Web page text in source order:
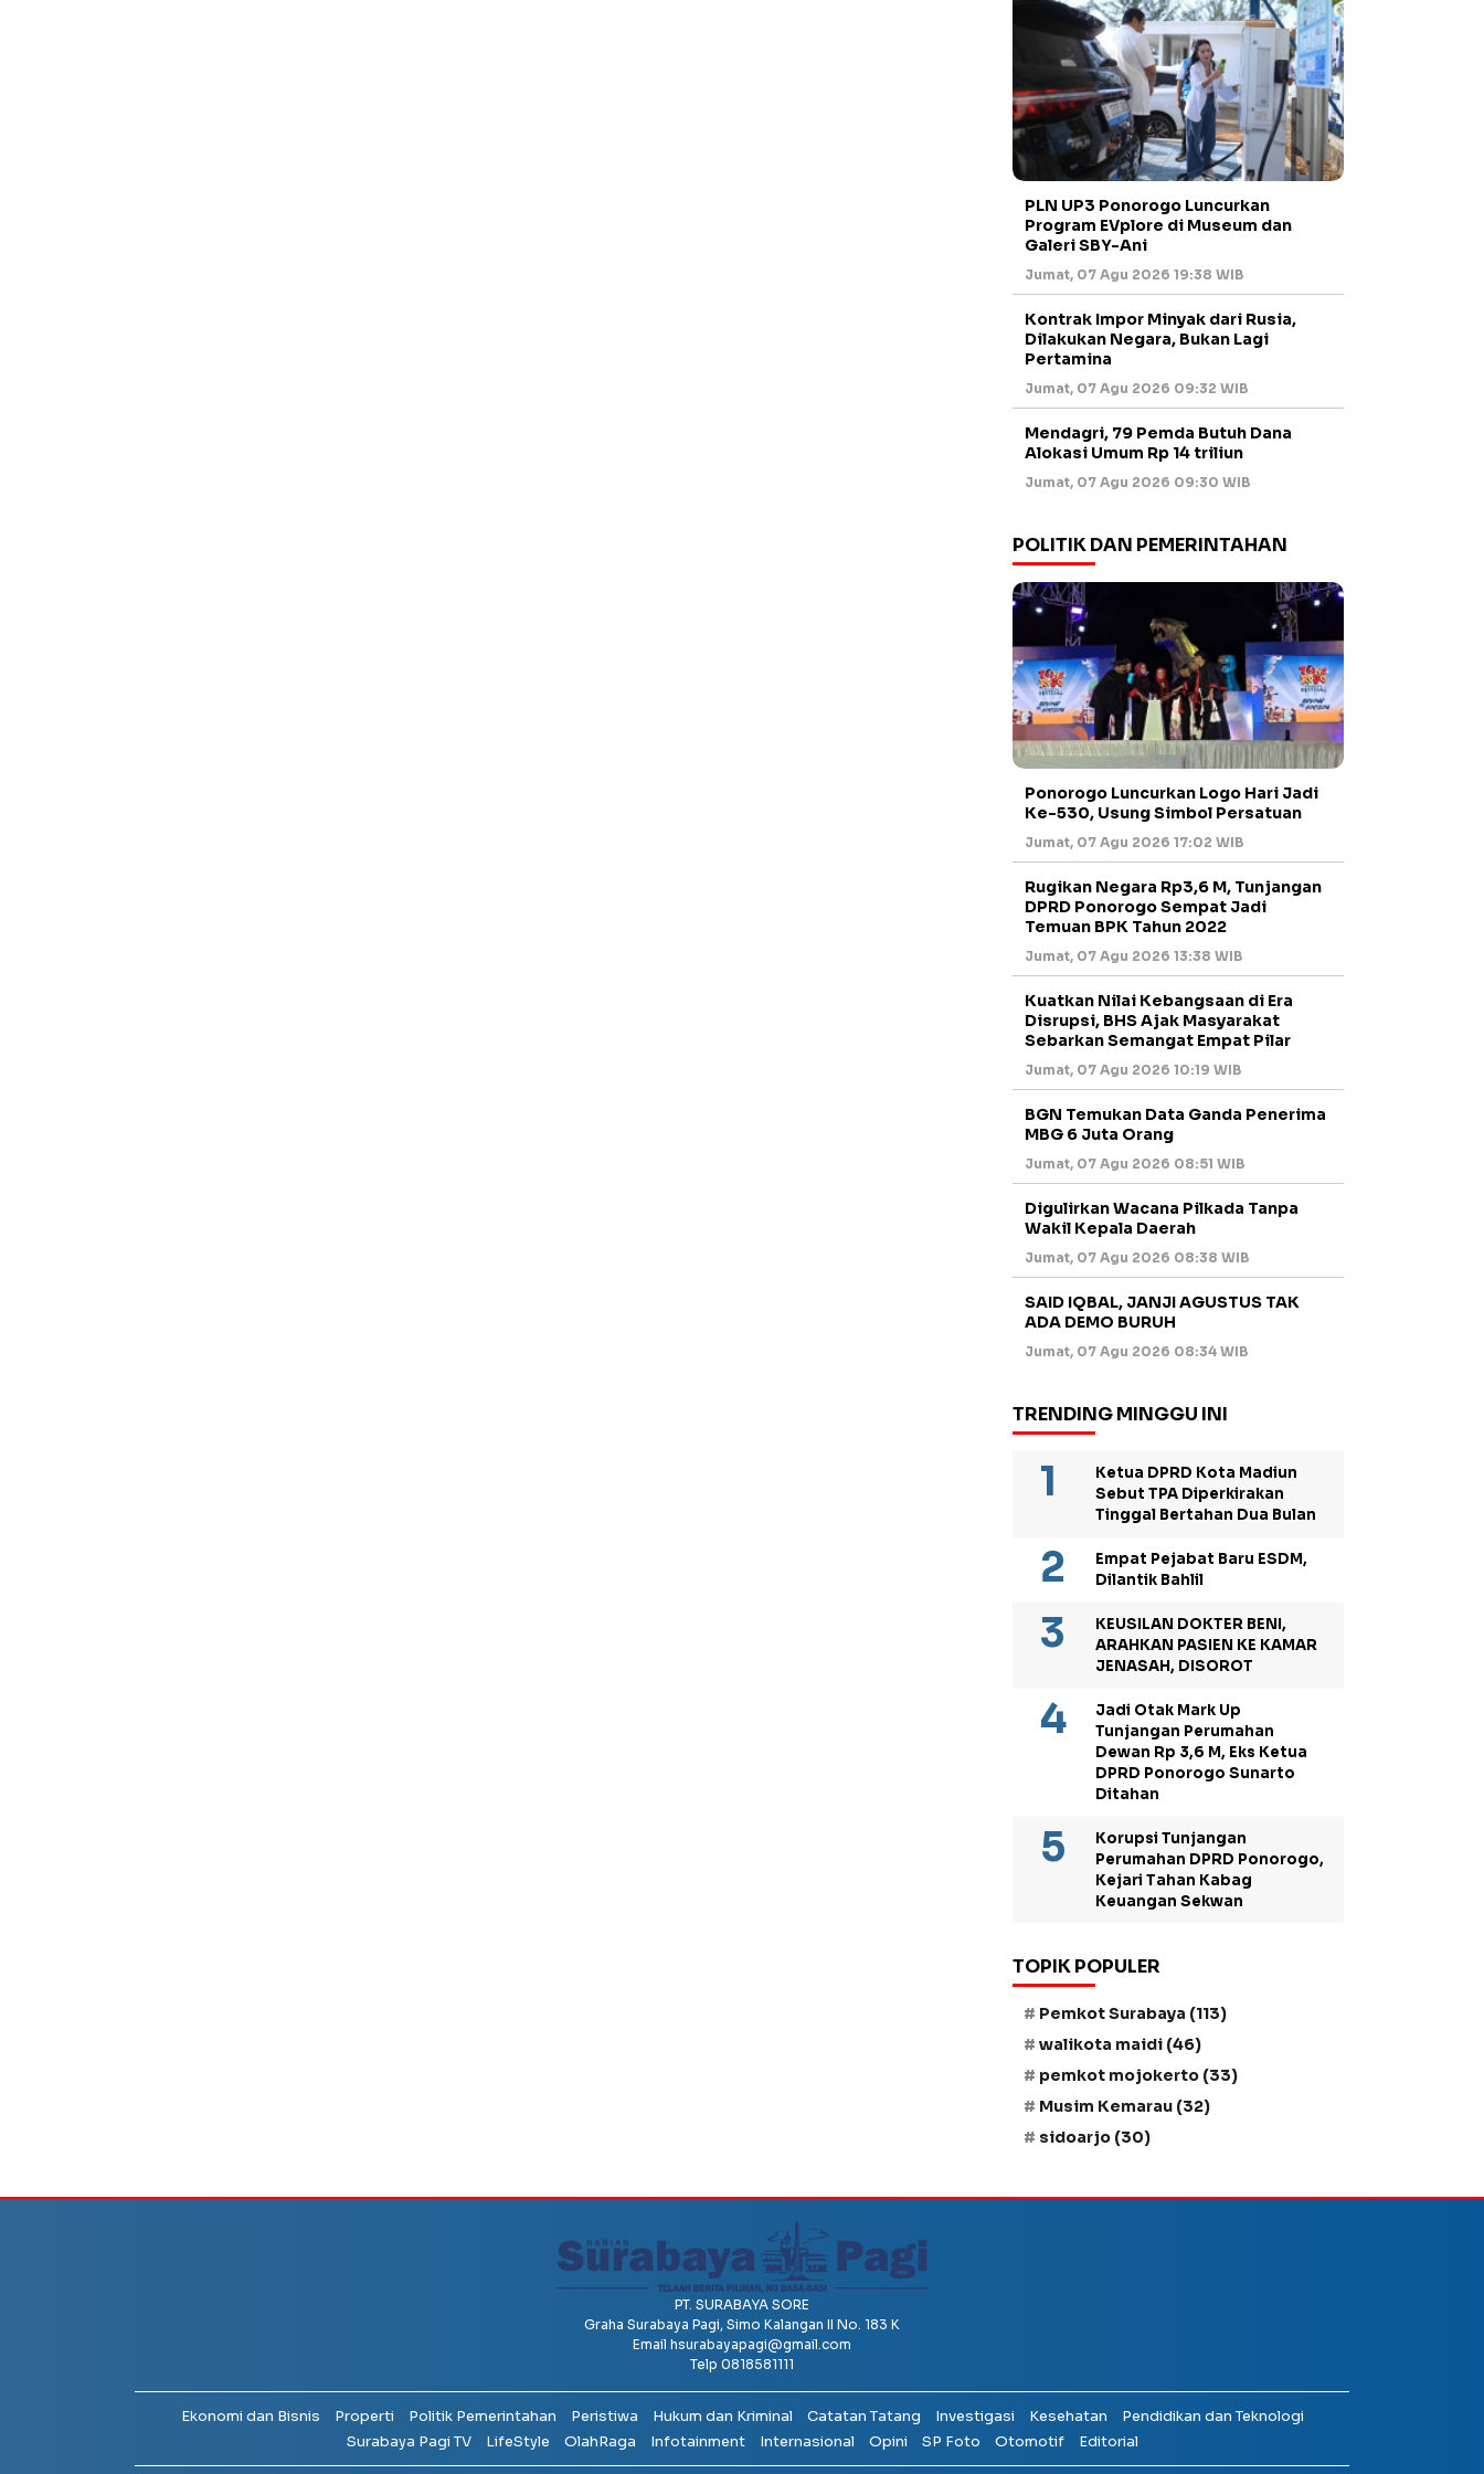
PLN UP3 Ponorogo Luncurkan
Program EVplore di Museum dan
Galeri SBY-Ani
Jumat, 07 Agu 2026 19:38 WIB
Kontrak Impor Minyak dari Rusia,
Dilakukan Negara, Bukan Lagi
Pertamina
Jumat, 07 Agu 2026 09:32 WIB
Mendagri, 79 Pemda Butuh Dana
Alokasi Umum Rp 14 triliun
Jumat, 07 Agu 2026 09:30 WIB
POLITIK DAN PEMERINTAHAN
Ponorogo Luncurkan Logo Hari Jadi
Ke-530, Usung Simbol Persatuan
Jumat, 07 Agu 2026 17:02 WIB
Rugikan Negara Rp3,6 M, Tunjangan
DPRD Ponorogo Sempat Jadi
Temuan BPK Tahun 2022
Jumat, 07 Agu 2026 13:38 WIB
Kuatkan Nilai Kebangsaan di Era
Disrupsi, BHS Ajak Masyarakat
Sebarkan Semangat Empat Pilar
Jumat, 07 Agu 2026 10:19 WIB
BGN Temukan Data Ganda Penerima
MBG 6 Juta Orang
Jumat, 07 Agu 2026 08:51 WIB
Digulirkan Wacana Pilkada Tanpa
Wakil Kepala Daerah
Jumat, 07 Agu 2026 08:38 WIB
SAID IQBAL, JANJI AGUSTUS TAK
ADA DEMO BURUH
Jumat, 07 Agu 2026 08:34 WIB
TRENDING MINGGU INI
Ketua DPRD Kota Madiun
Sebut TPA Diperkirakan
Tinggal Bertahan Dua Bulan
Empat Pejabat Baru ESDM,
Dilantik Bahlil
KEUSILAN DOKTER BENI,
ARAHKAN PASIEN KE KAMAR
JENASAH, DISOROT
Jadi Otak Mark Up
Tunjangan Perumahan
Dewan Rp 3,6 M, Eks Ketua
DPRD Ponorogo Sunarto
Ditahan
Korupsi Tunjangan
Perumahan DPRD Ponorogo,
Kejari Tahan Kabag
Keuangan Sekwan
TOPIK POPULER
Pemkot Surabaya (113)
walikota maidi (46)
pemkot mojokerto (33)
Musim Kemarau (32)
sidoarjo (30)
PT. SURABAYA SORE
Graha Surabaya Pagi, Simo Kalangan II No. 183 K
Email hsurabayapagi@gmail.com
Telp 0818581111
Ekonomi dan Bisnis Properti Politik Pemerintahan Peristiwa Hukum dan Kriminal Catatan Tatang Investigasi Kesehatan
Pendidikan dan Teknologi
Surabaya Pagi TV
LifeStyle OlahRaga Infotainment Internasional Opini SP Foto Otomotif Editorial